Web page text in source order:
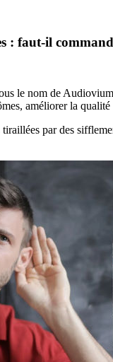
: faut-il
le nom de
améliorer la
par des